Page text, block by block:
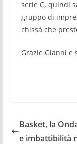
serie C, quindi
gruppo di
chissà che
Grazie Gianni e
Basket, la
e imbattibilità